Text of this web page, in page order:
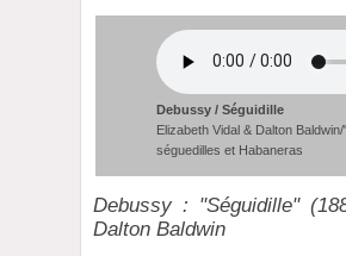
Debussy / Séguidille
Elizabeth Vidal & Dalton
séguedilles et Habaneras
Debussy : "Séguidille"
Dalton Baldwin